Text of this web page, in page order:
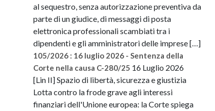
al sequestro, senza autorizzazione preventiva da
parte di un giudice, di messaggi di posta
elettronica professionali scambiati tra i
dipendenti e gli amministratori delle imprese […]
105/2026 : 16 luglio 2026 - Sentenza della
Corte nella causa C-280/25 16 Luglio 2026
[Lin II] Spazio di libertà, sicurezza e giustizia
Lotta contro la frode grave agli interessi
finanziari dell'Unione europea: la Corte spiega